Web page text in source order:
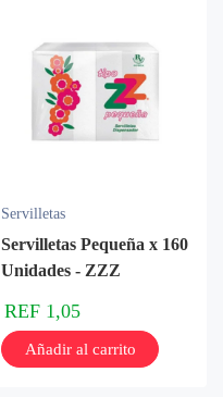
Servilletas
Servilletas Pequeña x 160
Unidades - ZZZ
REF 1,05
Añadir al carrito